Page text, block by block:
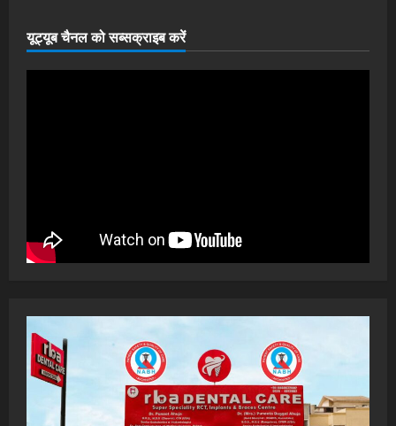
यूट्यूब चैनल को सब्सक्राइब करें